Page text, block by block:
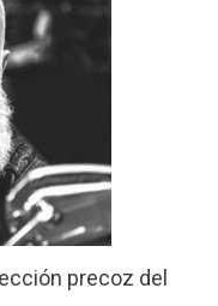
precoz del